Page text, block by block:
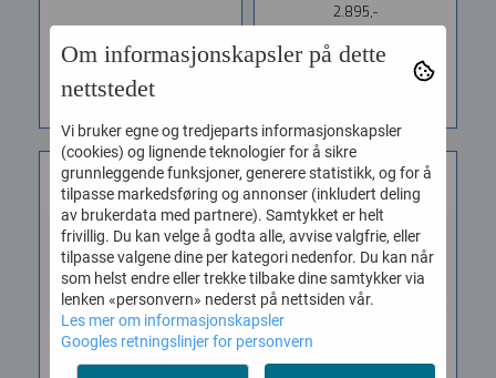
2.895,-
Om informasjonskapsler på dette
nettstedet
Vi bruker egne og tredjeparts informasjonskapsler
(cookies) og lignende teknologier for å sikre
grunnleggende funksjoner, generere statistikk, og for å
tilpasse markedsføring og annonser (inkludert deling
av brukerdata med partnere). Samtykket er helt
frivillig. Du kan velge å godta alle, avvise valgfrie, eller
tilpasse valgene dine per kategori nedenfor. Du kan når
som helst endre eller trekke tilbake dine samtykker via
lenken «personvern» nederst på nettsiden vår.
Les mer om informasjonskapsler
Googles retningslinjer for personvern